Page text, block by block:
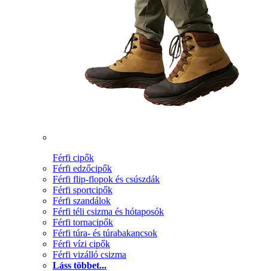
Férfi cipők
Férfi edzőcipők
Férfi flip-flopok és csúszdák
Férfi sportcipők
Férfi szandálok
Férfi téli csizma és hótaposók
Férfi tornacipők
Férfi túra- és túrabakancsok
Férfi vízi cipők
Férfi vizálló csizma
Láss többet...